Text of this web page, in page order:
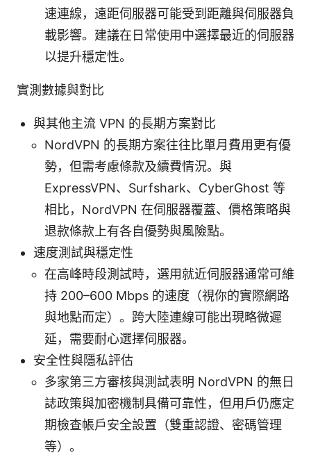
速連線，遠距伺服器可能受到距離與伺服器負
載影響。建議在日常使用中選擇最近的伺服器
以提升穩定性。
實測數據與對比
與其他主流 VPN 的長期方案對比
NordVPN 的長期方案往往比單月費用更有優
勢，但需考慮條款及續費情況。與
ExpressVPN、Surfshark、CyberGhost 等
相比，NordVPN 在伺服器覆蓋、價格策略與
退款條款上有各自優勢與風險點。
速度測試與穩定性
在高峰時段測試時，選用就近伺服器通常可維
持 200–600 Mbps 的速度（視你的實際網路
與地點而定）。跨大陸連線可能出現略微遲
延，需要耐心選擇伺服器。
安全性與隱私評估
多家第三方審核與測試表明 NordVPN 的無日
誌政策與加密機制具備可靠性，但用戶仍應定
期檢查帳戶安全設置（雙重認證、密碼管理
等）。